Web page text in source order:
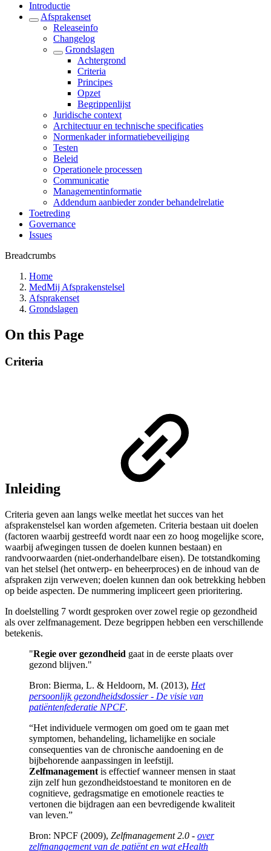
Introductie
Afsprakenset
Releaseinfo
Changelog
Grondslagen
Achtergrond
Criteria
Principes
Opzet
Begrippenlijst
Juridische context
Architectuur en technische specificaties
Normenkader informatiebeveiliging
Testen
Beleid
Operationele processen
Communicatie
Managementinformatie
Addendum aanbieder zonder behandelrelatie
Toetreding
Governance
Issues
Breadcrumbs
Home
MedMij Afsprakenstelsel
Afsprakenset
Grondslagen
On this Page
Criteria
Inleiding
Criteria geven aan langs welke meetlat het succes van het
afsprakenstelsel kan worden afgemeten. Criteria bestaan uit doelen
(factoren waarbij gestreefd wordt naar een zo hoog mogelijke score,
waarbij afwegingen tussen de doelen kunnen bestaan) en
randvoorwaarden (niet-onderhandelbare eisen). De totstandkoming
van het stelsel (het ontwerp- en beheerproces) en de inhoud van de
afspraken zijn verweven; doelen kunnen dan ook betrekking hebben
op beide aspecten. De nummering impliceert geen prioritering.
In doelstelling 7 wordt gesproken over zowel regie op gezondheid
als over zelfmanagement. Deze begrippen hebben een verschillende
betekenis.
"Regie over gezondheid gaat in de eerste plaats over
gezond blijven."
Bron: Bierma, L. & Heldoorn, M. (2013), Het
persoonlijk gezondheidsdossier - De visie van
patiëntenfederatie NPCF.
“Het individuele vermogen om goed om te gaan met
symptomen, behandeling, lichamelijke en sociale
consequenties van de chronische aandoening en de
bijbehorende aanpassingen in leefstijl.
Zelfmanagement is effectief wanneer mensen in staat
zijn zelf hun gezondheidstoestand te monitoren en de
cognitieve, gedragsmatige en emotionele reacties te
vertonen die bijdragen aan een bevredigende kwaliteit
van leven.”
Bron: NPCF (2009), Zelfmanagement 2.0 - over
zelfmanagement van de patiënt en wat eHealth